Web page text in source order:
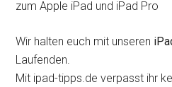
zum Apple iPad und iPad Pro
Wir halten euch mit unseren
Laufenden.
Mit ipad-tipps.de verpasst ihr